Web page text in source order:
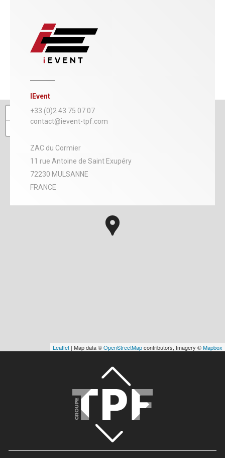
Leaflet | Map data ©OpenStreetMapcontributors, Imagery ©Mapbox
IEvent
+33 (0)2 43 75 07 07
contact@ievent-tpf.com
ZAC du Cormier
11 rue Antoine de Saint Exupéry
72230 MULSANNE
FRANCE